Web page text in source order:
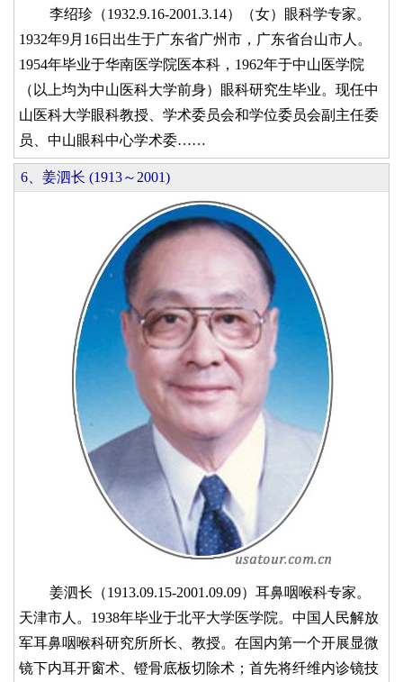
李绍珍（1932.9.16-2001.3.14）（女）眼科学专家。
1932年9月16日出生于广东省广州市，广东省台山市人。
1954年毕业于华南医学院医本科，1962年于中山医学院
（以上均为中山医科大学前身）眼科研究生毕业。现任中
山医科大学眼科教授、学术委员会和学位委员会副主任委
员、中山眼科中心学术委……
6、姜泗长 (1913～2001)
姜泗长（1913.09.15-2001.09.09）耳鼻咽喉科专家。
天津市人。1938年毕业于北平大学医学院。中国人民解放
军耳鼻咽喉科研究所所长、教授。在国内第一个开展显微
镜下内耳开窗术、镫骨底板切除术；首先将纤维内诊镜技